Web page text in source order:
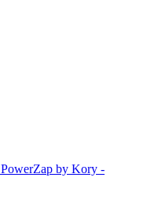
PowerZap by Kory -